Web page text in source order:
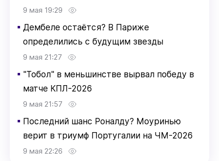
9 мая 19:29
▪ Дембеле остаётся? В Париже
определились с будущим звезды
9 мая 21:27
▪ "Тобол" в меньшинстве вырвал победу в
матче КПЛ-2026
9 мая 21:57
▪ Последний шанс Роналду? Моуринью
верит в триумф Португалии на ЧМ-2026
9 мая 22:26